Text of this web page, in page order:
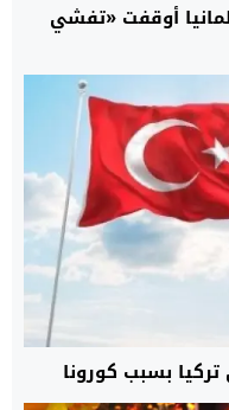
أوقفت «تفشي
تركيا بسبب كورونا